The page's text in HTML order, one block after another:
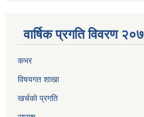
वार्षिक प्रगति विवरण
कभर
विषयगत शाखा
खर्चकाे प्रगति